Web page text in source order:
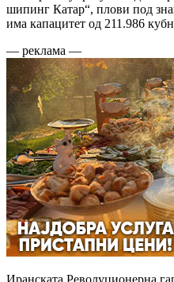
шипинг Катар“, плови под
има капацитет од 211.986
— реклама —
Иранската Револуционерна